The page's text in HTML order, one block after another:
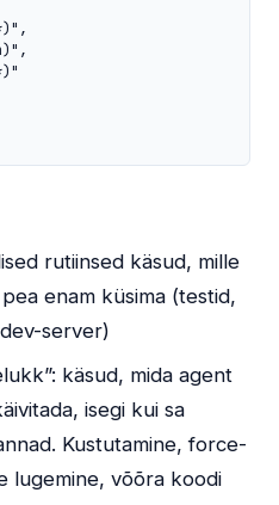
rutiinsed käsud, mille
enam küsima (testid,
server)
käsud, mida agent
isegi kui sa
Kustutamine, force-
lugemine, võõra koodi